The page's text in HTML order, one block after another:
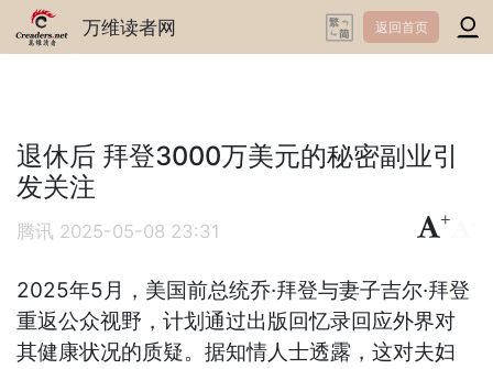
万维读者网 返回首页
退休后 拜登3000万美元的秘密副业引
发关注
腾讯 2025-05-08 23:31
+
2025年5月，美国前总统乔·拜登与妻子吉尔·拜登
重返公众视野，计划通过出版回忆录回应外界对
其健康状况的质疑。据知情人士透露，这对夫妇